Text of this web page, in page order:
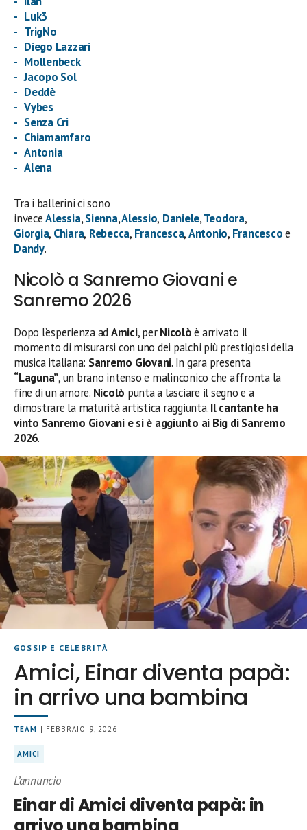
Luk3
TrigNo
Diego Lazzari
Mollenbeck
Jacopo Sol
Deddè
Vybes
Senza Cri
Chiamamfaro
Antonia
Alena
Tra i ballerini ci sono
inveceAlessia,Sienna,Alessio, Daniele,Teodora,
Giorgia, Chiara, Rebecca, Francesca,Antonio, Francescoe
Dandy.
Nicolò a Sanremo Giovani e
Sanremo 2026
Dopo l’esperienza adAmici, perNicolòè arrivato il
momento di misurarsi con uno dei palchi più prestigiosi della
musica italiana: Sanremo Giovani. In gara presenta
“Laguna”, un brano intenso e malinconico che affronta la
fine di un amore. Nicolò punta a lasciare il segno e a
dimostrare la maturità artistica raggiunta.Il cantante ha
vinto Sanremo Giovani e si è aggiunto ai Big di Sanremo
2026.
GOSSIP E CELEBRITÀ
Amici, Einar diventa papà:
in arrivo una bambina
TEAM | FEBBRAIO 9, 2026
AMICI
L’annuncio
Einar di Amici diventa papà: in